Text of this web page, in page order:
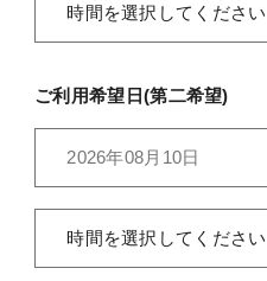
ご利用希望日(第二希望)